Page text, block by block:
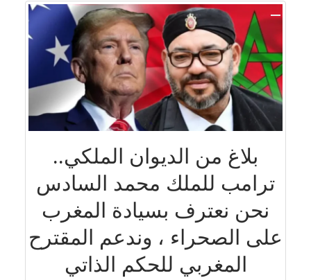
بلاغ من الديوان الملكي..
ترامب للملك محمد السادس
نحن نعترف بسيادة المغرب
على الصحراء ، وندعم المقترح
المغربي للحكم الذاتي